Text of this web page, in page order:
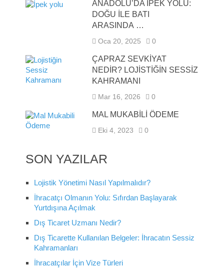
ANADOLU’DA İPEK YOLU:
DOĞU ILE BATI
ARASINDA …
Oca 20, 2025 0
ÇAPRAZ SEVKIYAT
NEDIR? LOJISTIĞIN SESSIZ
KAHRAMANI
Mar 16, 2026 0
MAL MUKABİLİ ÖDEME
Eki 4, 2023 0
SON YAZILAR
Lojistik Yönetimi Nasıl Yapılmalıdır?
İhracatçı Olmanın Yolu: Sıfırdan Başlayarak
Yurtdışına Açılmak
Dış Ticaret Uzmanı Nedir?
Dış Ticarette Kullanılan Belgeler: İhracatın Sessiz
Kahramanları
İhracatçılar İçin Vize Türleri